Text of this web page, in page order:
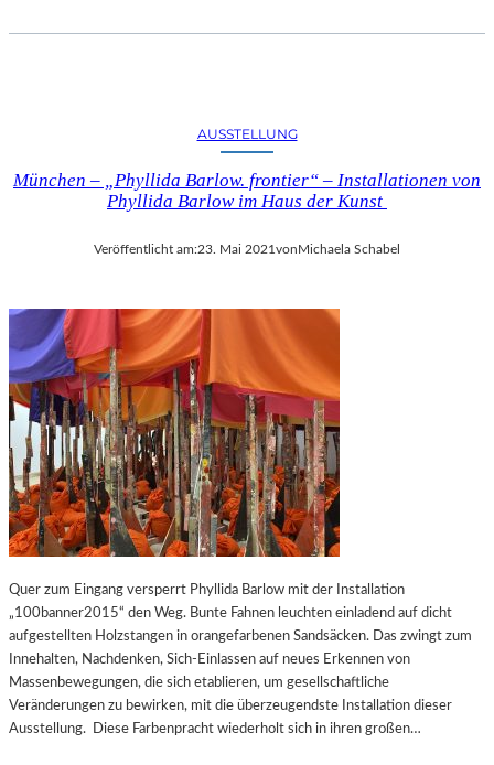
N
D
AUSSTELLUNG
München – „Phyllida Barlow. frontier“ – Installationen von
Phyllida Barlow im Haus der Kunst
Veröffentlicht am:23. Mai 2021vonMichaela Schabel
Quer zum Eingang versperrt Phyllida Barlow mit der Installation
„100banner2015“ den Weg. Bunte Fahnen leuchten einladend auf dicht
aufgestellten Holzstangen in orangefarbenen Sandsäcken. Das zwingt zum
Innehalten, Nachdenken, Sich-Einlassen auf neues Erkennen von
Massenbewegungen, die sich etablieren, um gesellschaftliche
Veränderungen zu bewirken, mit die überzeugendste Installation dieser
Ausstellung. Diese Farbenpracht wiederholt sich in ihren großen…